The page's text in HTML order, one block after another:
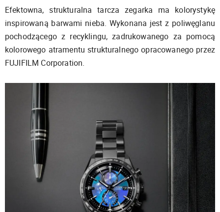
Efektowna, strukturalna tarcza zegarka ma kolorystykę
inspirowaną barwami nieba. Wykonana jest z poliwęglanu
pochodzącego z recyklingu, zadrukowanego za pomocą
kolorowego atramentu strukturalnego opracowanego przez
FUJIFILM Corporation.